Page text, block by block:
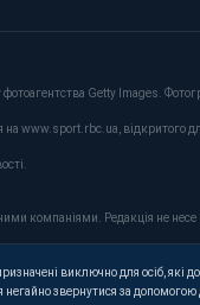
Getty Images.
на www.sport.rbc.ua, відкритого
компаніями. Редакція не несе
виключно для осіб, які
звернутися за допомогою